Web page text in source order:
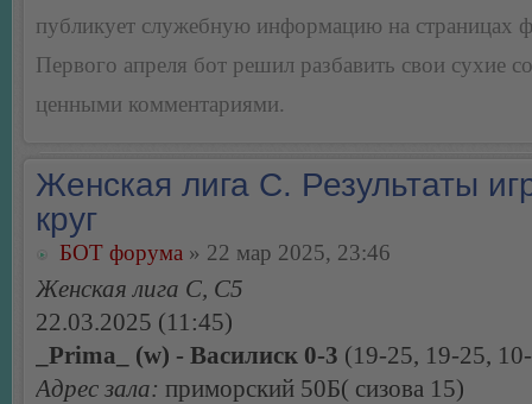
публикует служебную информацию на страницах
Первого апреля бот решил разбавить свои сухие
ценными комментариями.
Женская лига С. Результаты
круг
БОТ форума » 22 мар 2025, 23:46
Женская лига С, С5
22.03.2025 (11:45)
_Prima_ (w) - Василиск 0-3 (19-25, 19-25,
Адрес зала: приморский 50Б( сизова 15)